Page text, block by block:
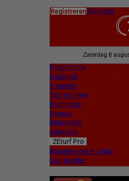
RegistrerenInloggen
Zaterdag 8
Programma
Uitslagen
V-spellen
Tips en meer
Promoties
Nieuws
Informatie
Jackpots
ZEturf Pro
Klantenservice / hulp
Live beelden